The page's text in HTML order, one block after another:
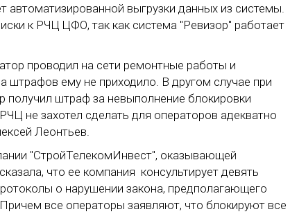
автоматизированной выгрузки данных из системы.
к РЧЦ ЦФО, так как система "Ревизор" работает
проводил на сети ремонтные работы и
штрафов ему не приходило. В другом случае при
получил штраф за невыполнение блокировки
не захотел сделать для операторов адекватно
Леонтьев.
"СтройТелекомИнвест", оказывающей
что ее компания консультирует девять
о нарушении закона, предполагающего
все операторы заявляют, что блокируют все